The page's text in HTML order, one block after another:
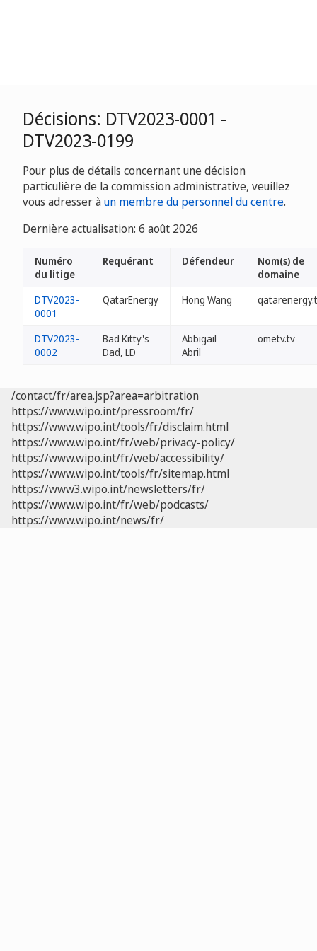
Décisions: DTV2023-0001 -
DTV2023-0199
Pour plus de détails concernant une décision
particulière de la commission administrative, veuillez
vous adresser àun membre du personnel du centre.
Dernière actualisation: 6 août 2026
Numéro
du litige
Requérant Défendeur
Nom(s) de
domaine
DTV2023-
0001
QatarEnergy Hong Wang
DTV2023-
0002
Bad Kitty's
Dad, LD
Abbigail
Abril
ometv.tv
/contact/fr/area.jsp?area=arbitration
https://www.wipo.int/pressroom/fr/
https://www.wipo.int/tools/fr/disclaim.html
https://www.wipo.int/fr/web/privacy-policy/
https://www.wipo.int/fr/web/accessibility/
https://www.wipo.int/tools/fr/sitemap.html
https://www3.wipo.int/newsletters/fr/
https://www.wipo.int/fr/web/podcasts/
https://www.wipo.int/news/fr/